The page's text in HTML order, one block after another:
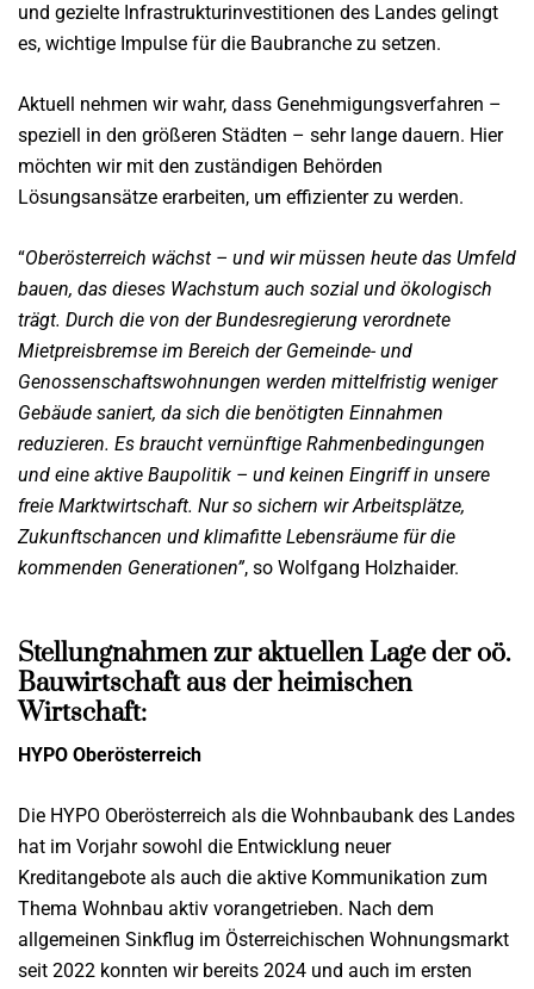
und gezielte Infrastrukturinvestitionen des Landes gelingt
es, wichtige Impulse für die Baubranche zu setzen.
Aktuell nehmen wir wahr, dass Genehmigungsverfahren –
speziell in den größeren Städten – sehr lange dauern. Hier
möchten wir mit den zuständigen Behörden
Lösungsansätze erarbeiten, um effizienter zu werden.
“Oberösterreich wächst – und wir müssen heute das Umfeld
bauen, das dieses Wachstum auch sozial und ökologisch
trägt. Durch die von der Bundesregierung verordnete
Mietpreisbremse im Bereich der Gemeinde- und
Genossenschaftswohnungen werden mittelfristig weniger
Gebäude saniert, da sich die benötigten Einnahmen
reduzieren. Es braucht vernünftige Rahmenbedingungen
und eine aktive Baupolitik – und keinen Eingriff in unsere
freie Marktwirtschaft. Nur so sichern wir Arbeitsplätze,
Zukunftschancen und klimafitte Lebensräume für die
kommenden Generationen”, so Wolfgang Holzhaider.
Stellungnahmen zur aktuellen Lage der oö.
Bauwirtschaft aus der heimischen
Wirtschaft:
HYPO Oberösterreich
Die HYPO Oberösterreich als die Wohnbaubank des Landes
hat im Vorjahr sowohl die Entwicklung neuer
Kreditangebote als auch die aktive Kommunikation zum
Thema Wohnbau aktiv vorangetrieben. Nach dem
allgemeinen Sinkflug im Österreichischen Wohnungsmarkt
seit 2022 konnten wir bereits 2024 und auch im ersten